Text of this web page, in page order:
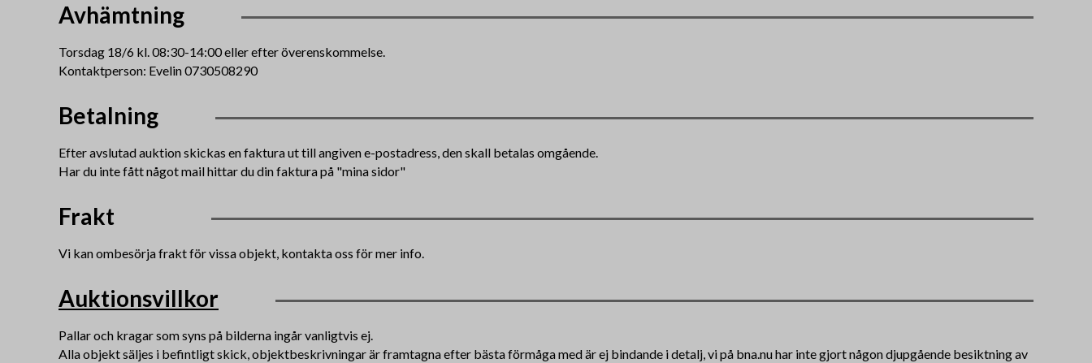
Avhämtning
Torsdag 18/6 kl. 08:30-14:00 eller efter överenskommelse.
Kontaktperson: Evelin 0730508290
Betalning
Efter avslutad auktion skickas en faktura ut till angiven e-postadress, den skall betalas omgående.
Har du inte fått något mail hittar du din faktura på "mina sidor"
Frakt
Vi kan ombesörja frakt för vissa objekt, kontakta oss för mer info.
Auktionsvillkor
Pallar och kragar som syns på bilderna ingår vanligtvis ej.
Alla objekt säljes i befintligt skick, objektbeskrivningar är framtagna efter bästa förmåga med är ej bindande i detalj, vi på bna.nu har inte gjort någon djupgående besiktning av